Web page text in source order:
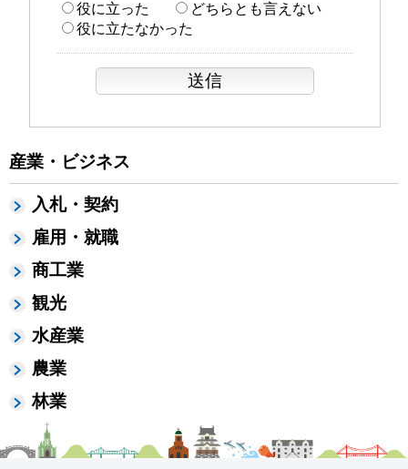
産業・ビジネス
入札・契約
雇用・就職
商工業
観光
水産業
農業
林業
役に立った
どちらとも言えない
役に立たなかった